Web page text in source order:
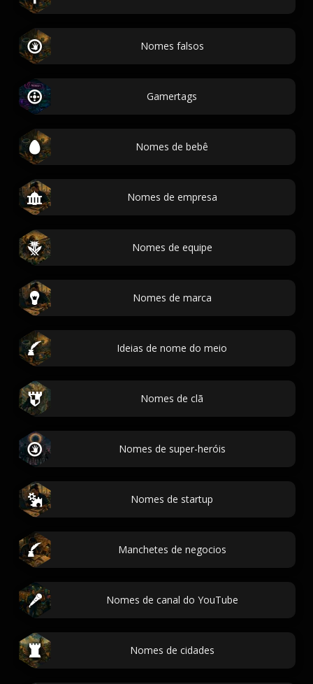
Nomes falsos
Gamertags
Nomes de bebê
Nomes de empresa
Nomes de equipe
Nomes de marca
Ideias de nome do meio
Nomes de clã
Nomes de super-heróis
Nomes de startup
Manchetes de negocios
Nomes de canal do YouTube
Nomes de cidades